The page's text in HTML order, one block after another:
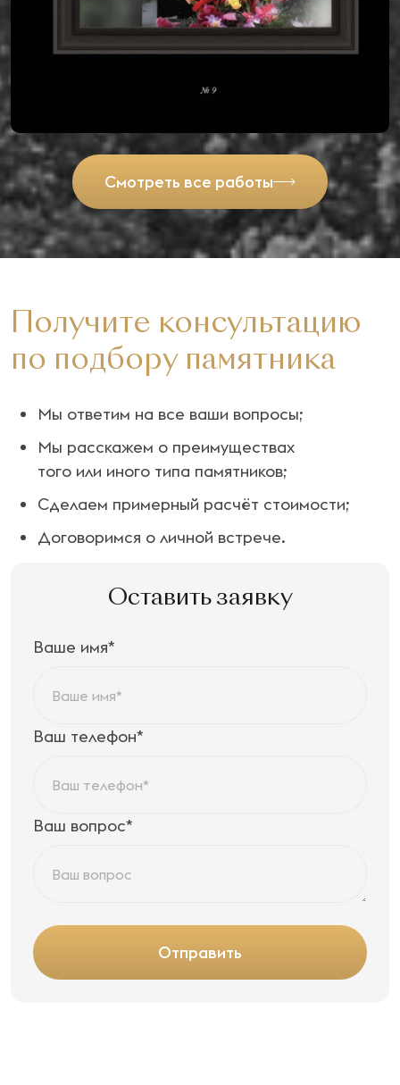
Смотреть все работы
Получите консультацию
по подбору памятника
Мы ответим на все ваши вопросы;
Мы расскажем о преимуществах
того или иного типа памятников;
Сделаем примерный расчёт стоимости;
Договоримся о личной встрече.
Оставить заявку
Ваше имя*
Ваш телефон*
Ваш вопрос*
Отправить